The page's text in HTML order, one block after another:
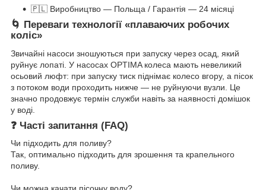
🇵🇱 Виробництво — Польща / Гарантія — 24 місяці
🌀 Переваги технології «плаваючих робочих
коліс»
Звичайні насоси зношуються при запуску через осад, який
руйнує лопаті. У насосах OPTIMA колеса мають невеликий
осьовий люфт: при запуску тиск піднімає колесо вгору, а пісок
з потоком води проходить нижче — не руйнуючи вузли. Це
значно продовжує термін служби навіть за наявності домішок
у воді.
❓ Часті запитання (FAQ)
Чи підходить для поливу?
Так, оптимально підходить для зрошення та крапельного
поливу.